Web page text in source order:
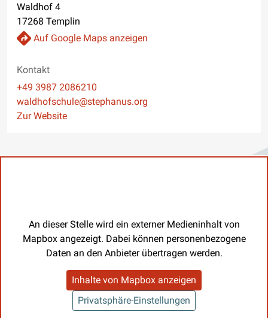
Waldhof 4
17268 Templin
Auf Google Maps anzeigen
Kontakt
Telefon
+49 3987 2086210
E-Mail
waldhofschule@stephanus.org
Website
Zur Website
An dieser Stelle wird ein externer Medieninhalt von
Mapbox angezeigt. Dabei können personenbezogene
Daten an den Anbieter übertragen werden.
Inhalte von Mapbox anzeigen
Privatsphäre-Einstellungen